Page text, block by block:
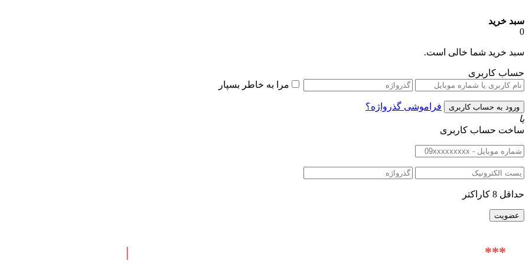
سبد خرید
0
سبد خرید شما خالی است.
حساب کاربری
مرا به خاطر بسپار
فراموشی گذرواژه؟
یا
ساخت حساب کاربری
حداقل 8 کاراکتر
***
|